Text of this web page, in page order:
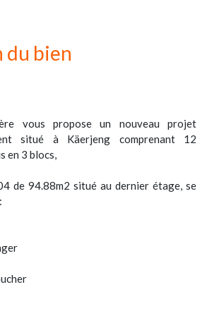
du bien
vous propose un nouveau projet
situé à Käerjeng comprenant 12
en 3 blocs,
de 94.88m2 situé au dernier étage, se